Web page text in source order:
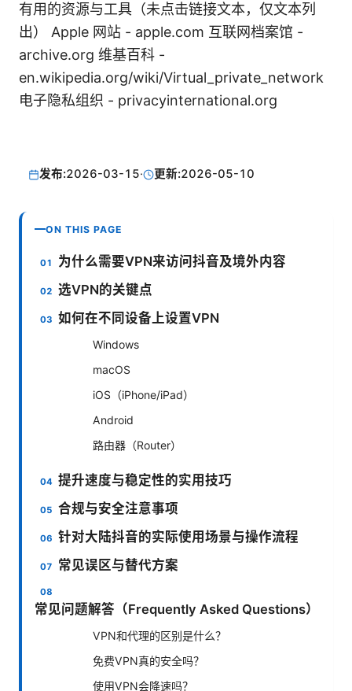
有用的资源与工具（未点击链接文本，仅文本列
出） Apple 网站 - apple.com 互联网档案馆 -
archive.org 维基百科 -
en.wikipedia.org/wiki/Virtual_private_network
电子隐私组织 - privacyinternational.org
发布:2026-03-15· 更新:2026-05-10
ON THIS PAGE
为什么需要VPN来访问抖音及境外内容
选VPN的关键点
如何在不同设备上设置VPN
Windows
macOS
iOS（iPhone/iPad）
Android
路由器（Router）
提升速度与稳定性的实用技巧
合规与安全注意事项
针对大陆抖音的实际使用场景与操作流程
常见误区与替代方案
常见问题解答（Frequently Asked Questions）
VPN和代理的区别是什么？
免费VPN真的安全吗？
使用VPN会降速吗？